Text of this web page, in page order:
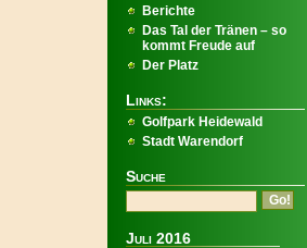
Berichte
Das Tal der Tränen – so
kommt Freude auf
Der Platz
Links:
Golfpark Heidewald
Stadt Warendorf
Suche
Juli 2016